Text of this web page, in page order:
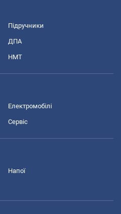
Підручники
ДПА
НМТ
Електромобілі
Сервіс
Напої